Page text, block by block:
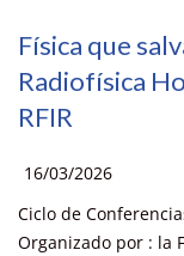
Física que
Radiofísica
RFIR
16/03/2026
Ciclo de
Organizado por : la